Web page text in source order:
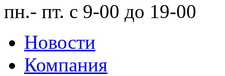
пн.- пт. с 9-00 до 19-00
Новости
Компания